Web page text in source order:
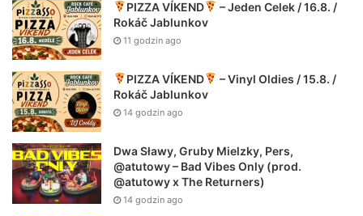
PIZZA VÍKEND
– Jeden Celek / 16.8. /
Rokáč Jablunkov
11 godzin ago
PIZZA VÍKEND
– Vinyl Oldies / 15.8. /
Rokáč Jablunkov
14 godzin ago
Dwa Sławy, Gruby Mielzky, Pers,
@atutowy – Bad Vibes Only (prod.
@atutowy x The Returners)
14 godzin ago